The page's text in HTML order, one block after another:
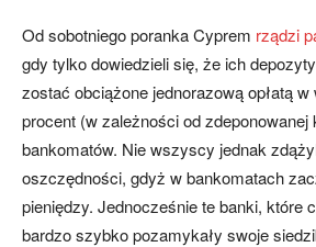
Od sobotniego poranka Cyprem rządzi
gdy tylko dowiedzieli się, że ich
zostać obciążone jednorazową opłatą
procent (w zależności od
bankomatów. Nie wszyscy jednak
oszczędności, gdyż w bankomatach
pieniędzy. Jednocześnie te banki, które
bardzo szybko pozamykały swoje